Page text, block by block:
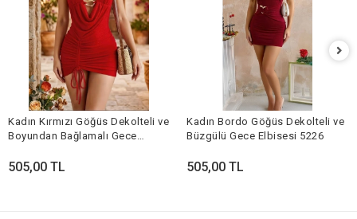
Kadın Kırmızı Göğüs Dekolteli ve
Boyundan Bağlamalı Gece
505,00 TL
Kadın Bordo Göğüs Dekolteli ve
Büzgülü Gece Elbisesi 5226
505,00 TL